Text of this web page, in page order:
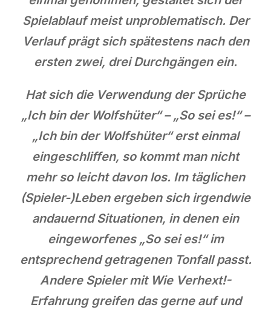
Spielablauf meist unproblematisch. Der
Verlauf prägt sich spätestens nach den
ersten zwei, drei Durchgängen ein.
Hat sich die Verwendung der Sprüche
„Ich bin der Wolfshüter“ – „So sei es!“ –
„Ich bin der Wolfshüter“ erst einmal
eingeschliffen, so kommt man nicht
mehr so leicht davon los. Im täglichen
(Spieler-)Leben ergeben sich irgendwie
andauernd Situationen, in denen ein
eingeworfenes „So sei es!“ im
entsprechend getragenen Tonfall passt.
Andere Spieler mit Wie Verhext!-
Erfahrung greifen das gerne auf und